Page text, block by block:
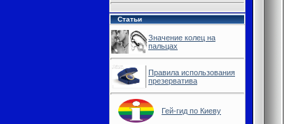
Статьи
Значение колец на
пальцах
Правила использования
презерватива
Гей-гид по Киеву